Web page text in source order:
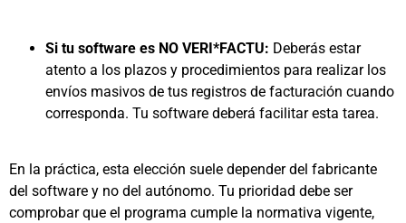
Si tu software es NO VERI*FACTU: Deberás estar
atento a los plazos y procedimientos para realizar los
envíos masivos de tus registros de facturación cuando
corresponda. Tu software deberá facilitar esta tarea.
En la práctica, esta elección suele depender del fabricante
del software y no del autónomo. Tu prioridad debe ser
comprobar que el programa cumple la normativa vigente,